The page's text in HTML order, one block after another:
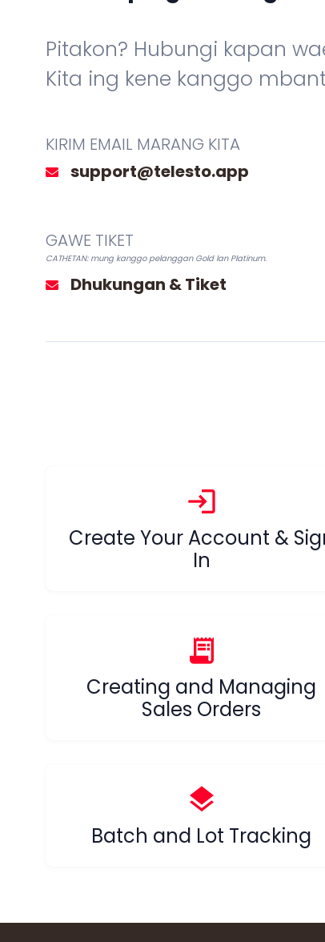
Pitakon? Hubungi kapan
Kita ing kene kanggo
KIRIM EMAIL MARANG KITA
GAWE TIKET
CATHETAN: mung kanggo pelanggan Gold lan Platinum.
Dhukungan & Tiket
login
Create Your Account &
In
receipt_long
Creating and Managing
Sales Orders
layers
Batch and Lot Tracking